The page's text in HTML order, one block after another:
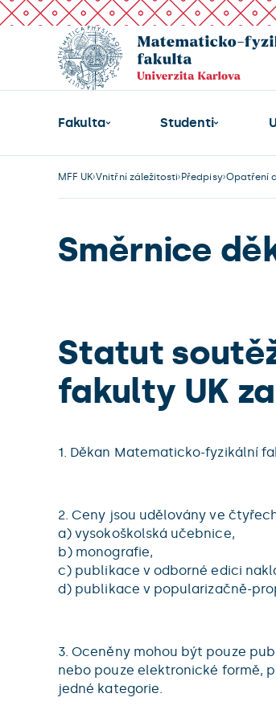
Fakulta Studenti
MFF UK Vnitřní záležitosti Předpisy Opatření
Směrnice
Statut
fakulty UK
1. Děkan Matematicko-fyzikální
2. Ceny jsou udělovány ve
a) vysokoškolská učebnice,
b) monografie,
c) publikace v odborné edici
d) publikace v popularizačně-
3. Oceněny mohou být pouze
nebo pouze elektronické formě,
jedné kategorie.